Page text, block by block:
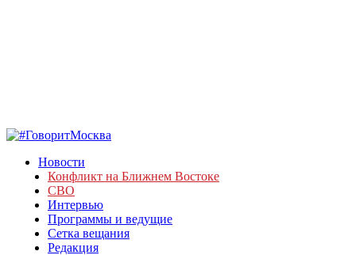
Новости
Конфликт на Ближнем Востоке
СВО
Интервью
Программы и ведущие
Сетка вещания
Редакция